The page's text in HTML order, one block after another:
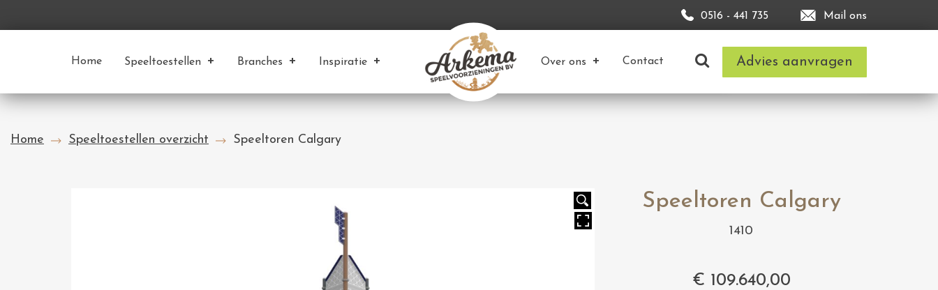
0516 - 441 735 Mail ons
Home Speeltoestellen Branches Inspiratie Over ons Contact Advies aanvragen
Home Speeltoestellen overzicht Speeltoren Calgary
Speeltoren Calgary
1410
€ 109.640,00